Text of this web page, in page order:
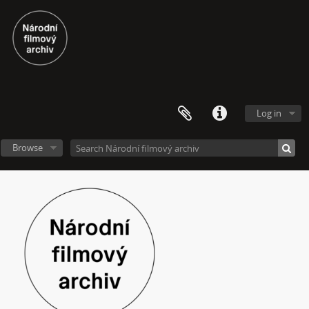
Log in
Browse
[Subseries] Cesta do školy
[Subseries] 13. revír
[Subseries] Po stopách krve
[Subseries] Větev – Prorážení televize větví
[Subseries] 16 Sketches of Dialogue
[Subseries] Air
[Subseries] Air – Znělka
[Subseries] Interno
[Subseries] Le Cuoche
[Subseries] Hlavolam